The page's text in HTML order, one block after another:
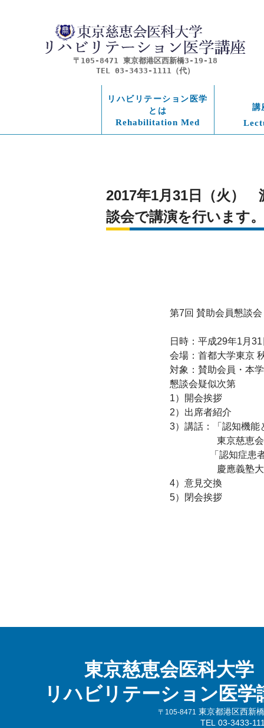
〒105-8471 東京都港区西新橋3-19-18
TEL 03-3433-1111（代）
リハビリテーション医学
とは
Rehabilitation Med
講
2017年1月31日（火）
談会で講演を行います。
第7回 賛助会員懇談会
日時：平成29年1月
会場：首都大学東京
対象：賛助会員・本
懇談会疑似次第
1）開会挨拶
2）出席者紹介
3）講話：「認知機能
東京慈恵会医科
「認知症患者の
慶應義塾大学医学
4）意見交換
5）閉会挨拶
東京慈恵会医科大学
リハビリテーション医学
〒105-8471
東京都港区西新
TEL 03-3433-